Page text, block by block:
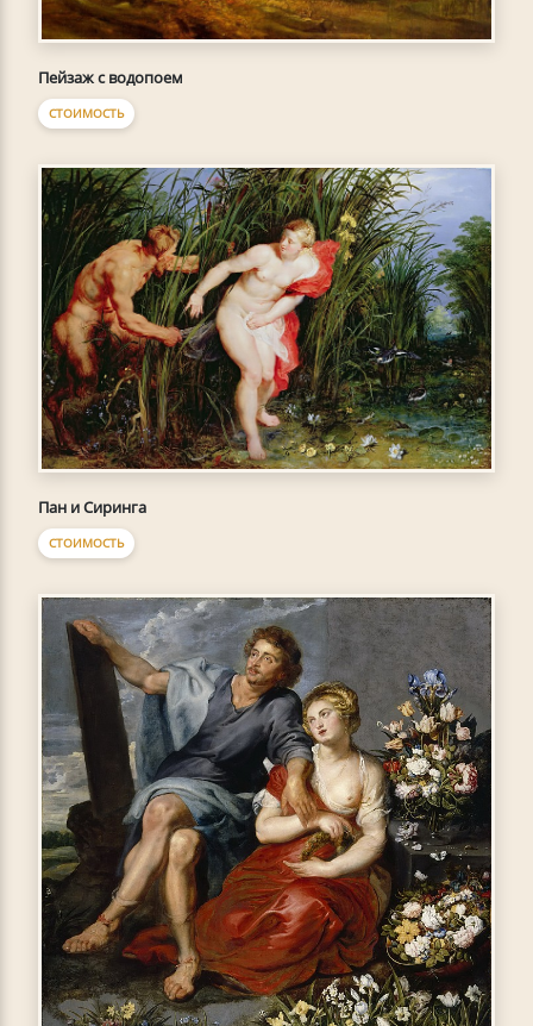
Пейзаж с водопоем
СТОИМОСТЬ
Пан и Сиринга
СТОИМОСТЬ